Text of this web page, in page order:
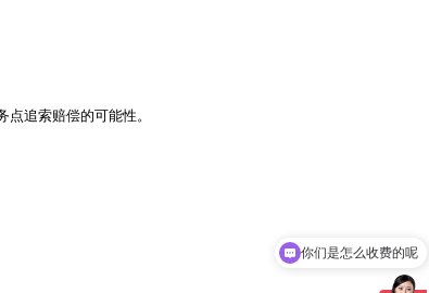
追索赔偿的可能性。
你们是怎么收费的呢